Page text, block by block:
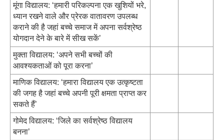
मूंगा विद्यालय: ‘हमारी परिकल्पना एक खुशियों भरे,
ध्यान रखने वाले और प्रेरक वातावरण उपलब्ध
कराने की है जहां बच्चे समाज में अपना सर्वश्रेष्ठ
योगदान देने के बारे में सीख सकें’
मुक्ता विद्यालय: ‘अपने सभी बच्चों की
आवश्यकताओं को पूरा करना’
माणिक विद्यालय: ‘हमारा विद्यालय एक उत्कृष्टता
की जगह है जहां बच्चे अपनी पूरी क्षमता प्राप्त कर
सकते हैं’
गोमेद विद्यालय: ‘जिले का सर्वश्रेष्ठ विद्यालय
बनना’